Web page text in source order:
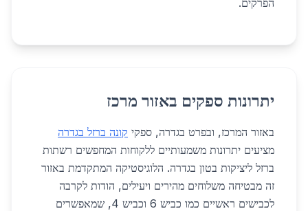
הפרקים.
יתרונות ספקים באזור מרכז
באזור המרכז, ובפרט בגדרה, ספקי קונה ברזל בגדרה
מציעים יתרונות משמעותיים ללקוחות המחפשים רשתות
ברזל ליציקות בטון בגדרה. הלוגיסטיקה המתקדמת באזור
זה מבטיחה משלוחים מהירים ויעילים, הודות לקרבה
לכבישים ראשיים כמו כביש 6 וכביש 4, שמאפשרים